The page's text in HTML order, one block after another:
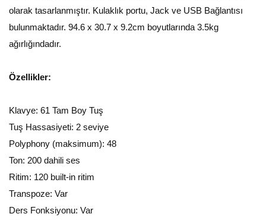
olarak tasarlanmıştır. Kulaklık portu, Jack ve USB Bağlantısı
bulunmaktadır. 94.6 x 30.7 x 9.2cm boyutlarında 3.5kg
ağırlığındadır.
Özellikler:
Klavye: 61 Tam Boy Tuş
Tuş Hassasiyeti: 2 seviye
Polyphony (maksimum): 48
Ton: 200 dahili ses
Ritim: 120 built-in ritim
Transpoze: Var
Ders Fonksiyonu: Var